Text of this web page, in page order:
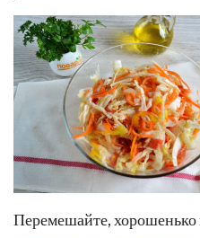
Перемешайте, хорошенько